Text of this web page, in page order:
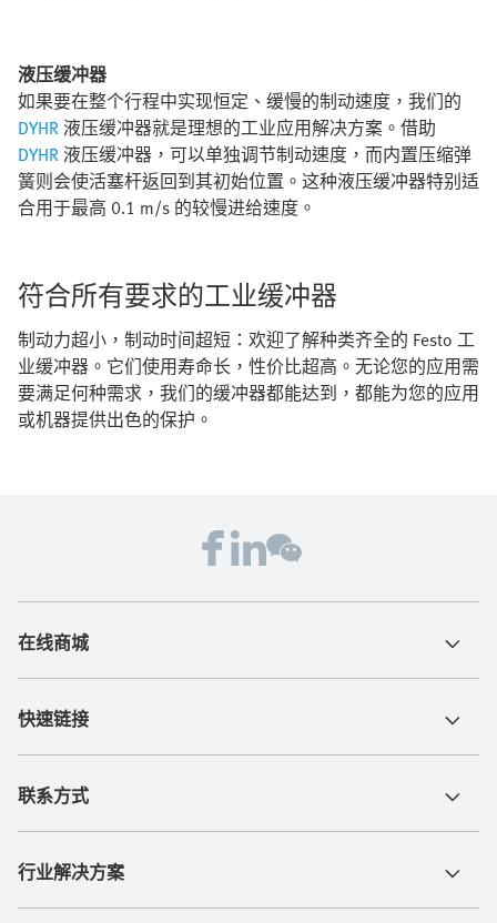
液压缓冲器
如果要在整个行程中实现恒定、缓慢的制动速度，我们的
DYHR 液压缓冲器就是理想的工业应用解决方案。借助
DYHR 液压缓冲器，可以单独调节制动速度，而内置压缩弹
簧则会使活塞杆返回到其初始位置。这种液压缓冲器特别适
合用于最高 0.1 m/s 的较慢进给速度。
符合所有要求的工业缓冲器
制动力超小，制动时间超短：欢迎了解种类齐全的 Festo 工
业缓冲器。它们使用寿命长，性价比超高。无论您的应用需
要满足何种需求，我们的缓冲器都能达到，都能为您的应用
或机器提供出色的保护。
在线商城
快速链接
联系方式
行业解决方案